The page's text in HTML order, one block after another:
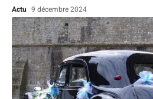
Actu 9 décembre 2024